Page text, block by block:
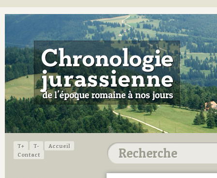
T+ T-
Accueil
Contact